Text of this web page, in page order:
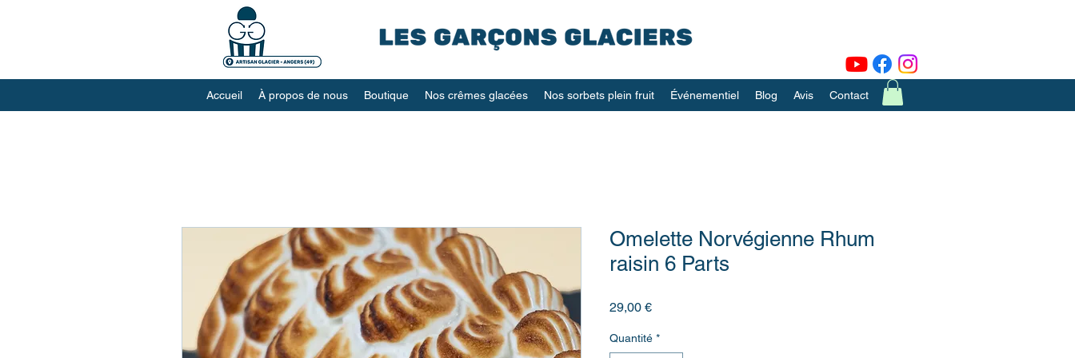
Accueil À propos de nous Boutique Nos crêmes glacées Nos sorbets plein fruit Événementiel Blog Avis Contact
Omelette Norvégienne Rhum
raisin 6 Parts
29,00 €Prix
Quantité *